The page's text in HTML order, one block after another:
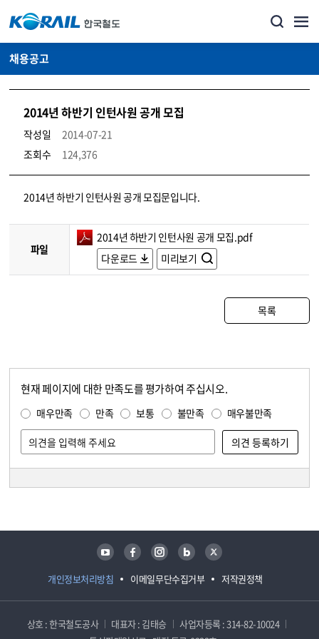
채용공고
2014년 하반기 인턴사원 공개 모집
작성일
2014-07-21
조회수
124,376
코레일소개_경영공시_채용공고 상세보기 – 내용, 파일, 담당자 연락처로 구성
2014년 하반기 인턴사원 공개 모집문입니다.
파일
2014년 하반기 인턴사원 공개 모집.pdf
다운로드
미리보기
목록
현재 페이지에 대한 만족도를 평가하여 주십시오.
매우만족 만족 보통 불만족 매우불만족
개인정보처리방침 이메일무단수집거부 저작권정책
유튜브 페이스북 인스타그램 블로그 트위터
상호 : 한국철도공사 대표자 : 김태승
사업자등록 : 314-82-10024